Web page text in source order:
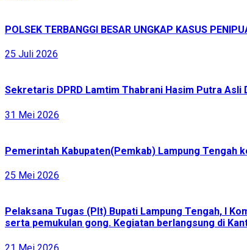
POLSEK TERBANGGI BESAR UNGKAP KASUS
25 Juli 2026
Sekretaris DPRD Lamtim Thabrani Hasim Putra Asli
31 Mei 2026
Pemerintah Kabupaten(Pemkab) Lampung Tengah
25 Mei 2026
Pelaksana Tugas (Plt) Bupati Lampung Tengah, I
serta pemukulan gong. Kegiatan berlangsung di